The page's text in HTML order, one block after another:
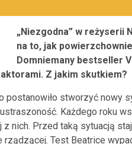
„Niezgodna” w reżyserii
na to, jak
Domniemany bestseller
Z jakim skutkiem?
stworzyć nowy
Każdego roku
nich. Przed taką sytuacją
Test Beatrice